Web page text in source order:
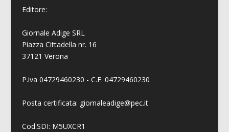
Editore:
Giornale Adige SRL
Piazza Cittadella nr. 16
37121 Verona
P.iva 04729460230 - C.F. 04729460230
Posta certificata: giornaleadige@pec.it
Cod.SDI: M5UXCR1